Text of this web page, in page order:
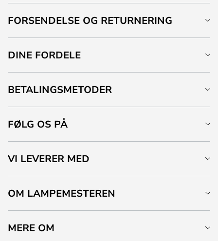
FORSENDELSE OG RETURNERING
DINE FORDELE
BETALINGSMETODER
FØLG OS PÅ
VI LEVERER MED
OM LAMPEMESTEREN
MERE OM